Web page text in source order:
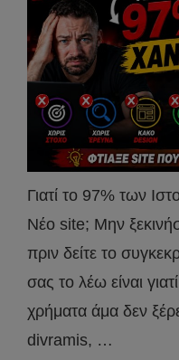
Γιατί το 97% των
Νέο site; Μην
πριν δείτε το
σας το λέω είναι
χρήματα άμα δεν
divramis, …